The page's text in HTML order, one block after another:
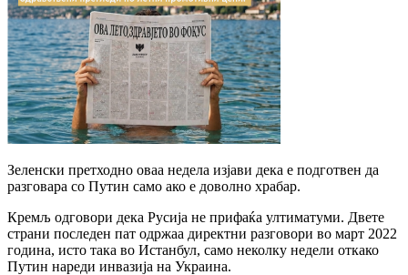
Зеленски претходно оваа недела изјави дека е подготвен да
разговара со Путин само ако е доволно храбар.
Кремљ одговори дека Русија не прифаќа ултиматуми. Двете
страни последен пат одржаа директни разговори во март 2022
година, исто така во Истанбул, само неколку недели откако
Путин нареди инвазија на Украина.